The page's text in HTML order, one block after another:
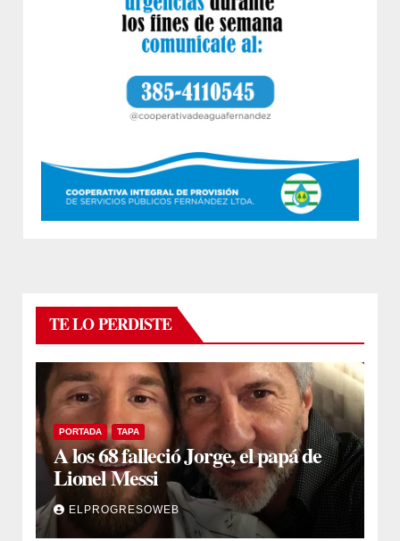
TE LO PERDISTE
PORTADA TAPA
A los 68 falleció Jorge, el papá de
Lionel Messi
ELPROGRESOWEB